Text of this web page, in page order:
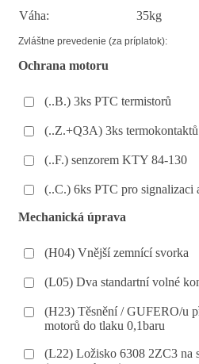
Váha:
35kg
Zvláštne prevedenie (za príplatok):
Ochrana motoru
(..B.) 3ks PTC termistorů
(..Z.+Q3A) 3ks termokontaktů
(..F.) senzorem KTY 84-130
(..C.) 6ks PTC pro signalizaci
Mechanická úprava
(H04) Vnější zemnící svorka
(L05) Dva standartní volné
(H23) Těsnění / GUFERO/u
motorů do tlaku 0,1baru
(L22) Ložisko 6308 2ZC3 na